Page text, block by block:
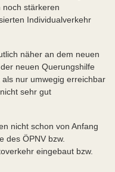
noch stärkeren
Individualverkehr
näher an dem neuen
neuen Querungshilfe
nur umwegig erreichbar
sehr gut
nicht schon von Anfang
des ÖPNV bzw.
eingebaut bzw.